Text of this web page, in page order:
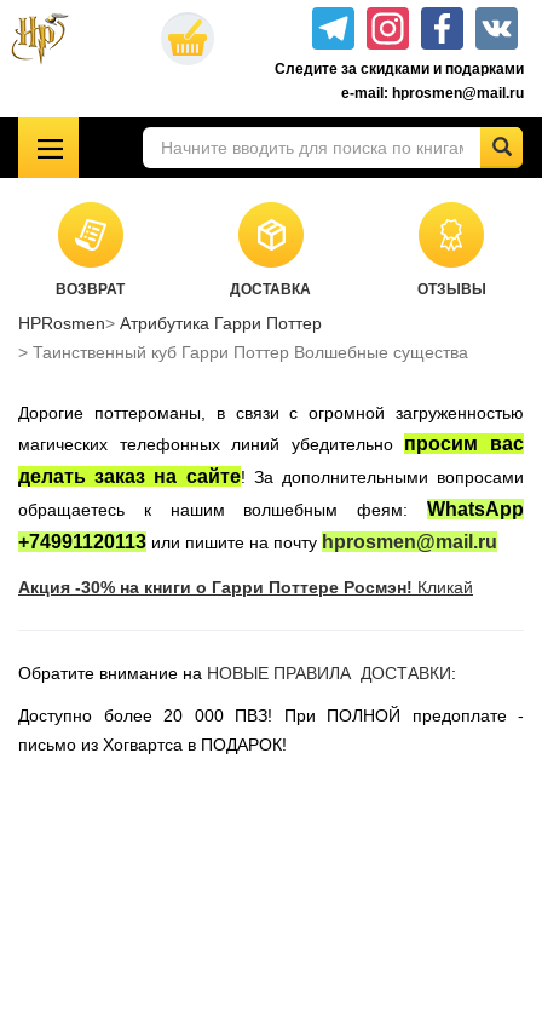
Перейти
Следите за скидками и подарками
e-mail: hprosmen@mail.ru
Комплекты книг о Гарри Поттере
Акционные товары к комплекту 7 книг Росмэн
Гарри Поттер на английском
Настольные игры
Атрибутика Гарри Поттер
Одежда Гарри Поттер
Сладости Jelly Belly
НОВИНКИ САЙТА
Вселенная DC
ВОЗВРАТ ДОСТАВКА ОТЗЫВЫ
HPRosmen
Атрибутика Гарри Поттер
Таинственный куб Гарри Поттер Волшебные существа
Дорогие поттероманы, в связи с огромной загруженностью
магических телефонных линий убедительно просим вас
делать заказ на сайте! За дополнительными вопросами
обращаетесь к нашим волшебным феям:
WhatsApp
+74991120113 или пишите на почту hprosmen@mail.ru
Акция -30% на книги о Гарри Поттере Росмэн! Кликай
Обратите внимание на НОВЫЕ ПРАВИЛА ДОСТАВКИ:
Доступно более 20 000 ПВЗ! При ПОЛНОЙ предоплате -
письмо из Хогвартса в ПОДАРОК!